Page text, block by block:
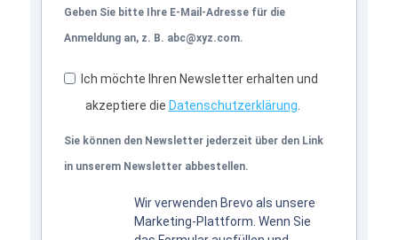
Geben Sie bitte Ihre E-Mail-Adresse für die
Anmeldung an, z. B. abc@xyz.com.
Ich möchte Ihren Newsletter erhalten und
akzeptiere die Datenschutzerklärung
Sie können den Newsletter jederzeit über den Link
in unserem Newsletter abbestellen.
Wir verwenden Brevo als unsere
Marketing-Plattform. Wenn Sie